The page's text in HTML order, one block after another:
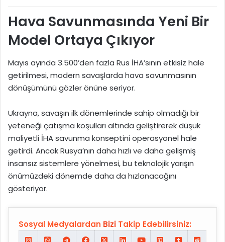
Hava Savunmasında Yeni Bir
Model Ortaya Çıkıyor
Mayıs ayında 3.500’den fazla Rus İHA’sının etkisiz hale
getirilmesi, modern savaşlarda hava savunmasının
dönüşümünü gözler önüne seriyor.
Ukrayna, savaşın ilk dönemlerinde sahip olmadığı bir
yeteneği çatışma koşulları altında geliştirerek düşük
maliyetli İHA savunma konseptini operasyonel hale
getirdi. Ancak Rusya’nın daha hızlı ve daha gelişmiş
insansız sistemlere yönelmesi, bu teknolojik yarışın
önümüzdeki dönemde daha da hızlanacağını
gösteriyor.
Sosyal Medyalardan Bizi Takip Edebilirsiniz: